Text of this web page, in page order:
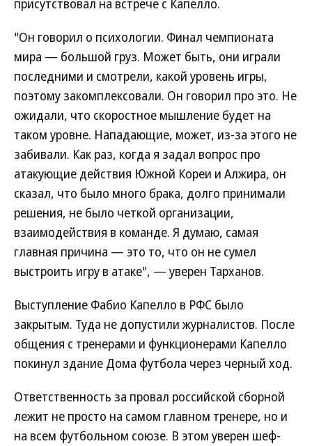
присутствовал на встрече с Капелло.
"Он говорил о психологии. Финал чемпионата
мира — большой груз. Может быть, они играли
последними и смотрели, какой уровень игры,
поэтому закомплексовали. Он говорил про это. Не
ожидали, что скоростное мышление будет на
таком уровне. Нападающие, может, из-за этого не
забивали. Как раз, когда я задал вопрос про
атакующие действия Южной Кореи и Алжира, он
сказал, что было много брака, долго принимали
решения, не было четкой организации,
взаимодействия в команде. Я думаю, самая
главная причина — это то, что он не сумел
выстроить игру в атаке", — уверен Тарханов.
Выступление Фабио Капелло в РФС было
закрытым. Туда не допустили журналистов. После
общения с тренерами и функционерами Капелло
покинул здание Дома футбола через черный ход.
Ответственность за провал российской сборной
лежит не просто на самом главном тренере, но и
на всем футбольном союзе. В этом уверен шеф-